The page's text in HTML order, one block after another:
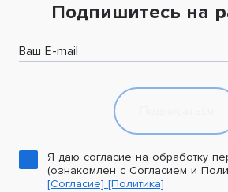
Подпишитесь на
Ваш E-mail
Я даю согласие на обработку
(ознакомлен с Согласием и
[Согласие] [Политика]